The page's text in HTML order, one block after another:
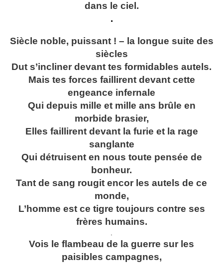
dans le ciel.
.
Siècle noble, puissant ! – la longue suite des
siècles
Dut s’incliner devant tes formidables autels.
Mais tes forces faillirent devant cette
engeance infernale
Qui depuis mille et mille ans brûle en
morbide brasier,
Elles faillirent devant la furie et la rage
sanglante
Qui détruisent en nous toute pensée de
bonheur.
Tant de sang rougit encor les autels de ce
monde,
L’homme est ce tigre toujours contre ses
frères humains.
Vois le flambeau de la guerre sur les
paisibles campagnes,